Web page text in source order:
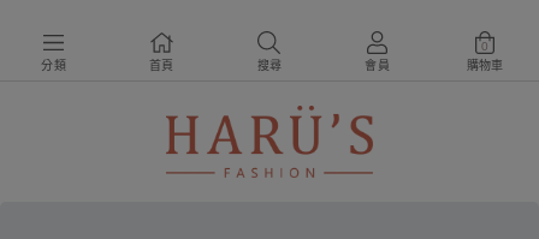
分類 首頁 搜尋 會員 購物車
0